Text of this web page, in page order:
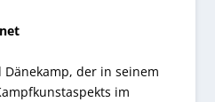
der in seinem
im